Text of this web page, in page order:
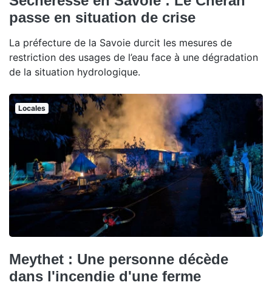
passe en situation de crise
La préfecture de la Savoie durcit les mesures de
restriction des usages de l’eau face à une dégradation
de la situation hydrologique.
Locales
Meythet : Une personne décède
dans l'incendie d'une ferme